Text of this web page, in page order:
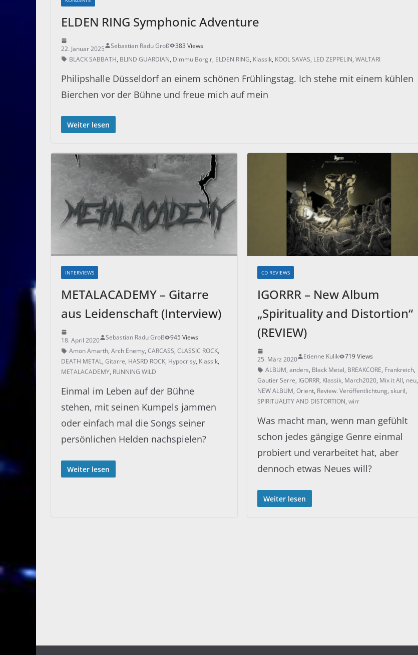
ELDEN RING Symphonic Adventure
22. Januar 2025 Sebastian Radu Groß
383 Views
BLACK SABBATH, BLIND GUARDIAN, Dimmu Borgir, ELDEN RING, Klassik, KOOL SAVAS, LED ZEPPELIN, WALTARI
Philipshalle Düsseldorf an einem schönen Frühlingstag. Ich stehe mit einem kühlen
Bierchen vor der Bühne und freue mich auf mein
Weiter lesen
INTERVIEWS
METALACADEMY – Gitarre
aus Leidenschaft (Interview)
18. April 2020 Sebastian Radu Groß
945 Views
Amon Amarth, Arch Enemy, CARCASS, CLASSIC ROCK,
DEATH METAL, Gitarre, HASRD ROCK, Hypocrisy, Klassik,
METALACADEMY, RUNNING WILD
Einmal im Leben auf der Bühne
stehen, mit seinen Kumpels jammen
oder einfach mal die Songs seiner
persönlichen Helden nachspielen?
Weiter lesen
CD REVIEWS
IGORRR – New Album
„Spirituality and Distortion“
(REVIEW)
25. März 2020 Etienne Kulik
719 Views
ALBUM,anders, Black Metal, BREAKCORE, Frankreich,
Gautier Serre, IGORRR, Klassik, March2020, Mix it All, neu,
NEW ALBUM,Orient, Review. Veröffentlichtung,skuril,
SPIRITUALITY AND DISTORTION,wirr
Was macht man, wenn man gefühlt
schon jedes gängige Genre einmal
probiert und verarbeitet hat, aber
dennoch etwas Neues will?
Weiter lesen